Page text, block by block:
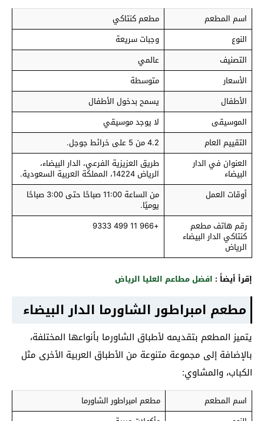
اسم المطعم
مطعم كنتاكي
النوع
وجبات سريعة
التصنيف
عالمي
الأسعار
متوسطة
الأطفال
يسمح بدخول الأطفال
الموسيقى
لا يوجد موسيقي
التقييم العام
4.2 من 5 على خرائط جوجل.
العنوان في الدار
البيضاء
طريق العزيزية الفرعي، الدار البيضاء،
الرياض 14224، المملكة العربية السعودية.
أوقات العمل
من الساعة 11:00 صباحًا حتى 3:00 صباحًا
يوميًا.
رقم هاتف مطعم
كنتاكي الدار البيضاء
الرياض
+966 11 499 9333
إقرأ أيضاً : افضل مطاعم العليا الرياض
مطعم امبراطور الشاورما الدار البيضاء
يتميز المطعم بتقديمه لأطباق الشاورما بأنواعها المختلفة،
بالإضافة إلى مجموعة متنوعة من الأطباق العربية الأخرى مثل
الكباب، والمشاوي:
اسم المطعم
مطعم امبراطور الشاورما